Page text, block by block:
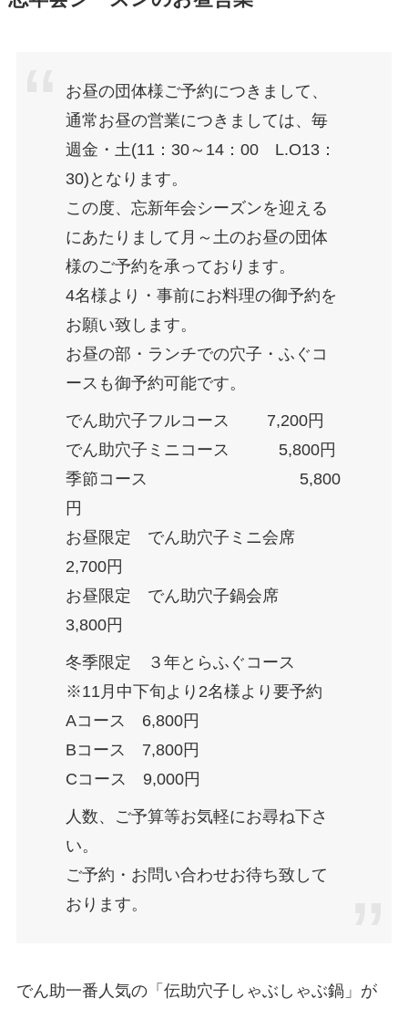
お昼の団体様ご予約につきまして、
通常お昼の営業につきましては、毎
週金・土(11：30～14：00 L.O13：
30)となります。
この度、忘新年会シーズンを迎える
にあたりまして月～土のお昼の団体
様のご予約を承っております。
4名様より・事前にお料理の御予約を
お願い致します。
お昼の部・ランチでの穴子・ふぐコ
ースも御予約可能です。
でん助穴子フルコース 7,200円
でん助穴子ミニコース 5,800円
季節コース 5,800
円
お昼限定 でん助穴子ミニ会席
2,700円
お昼限定 でん助穴子鍋会席
3,800円
冬季限定 ３年とらふぐコース
※11月中下旬より2名様より要予約
Aコース 6,800円
Bコース 7,800円
Cコース 9,000円
人数、ご予算等お気軽にお尋ね下さ
い。
ご予約・お問い合わせお待ち致して
おります。
でん助一番人気の「伝助穴子しゃぶしゃぶ鍋」が